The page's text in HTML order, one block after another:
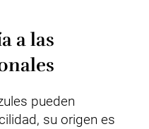
a las
pueden
su origen es